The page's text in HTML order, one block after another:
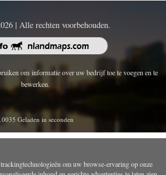
| Alle rechten voorbehouden.
om informatie over uw bedrijf toe te voegen en te
bewerken.
Geladen in seconden
om uw browse-ervaring op onze